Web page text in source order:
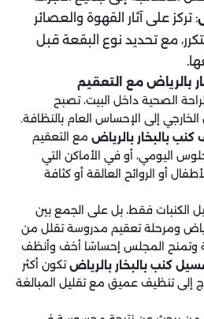
: تركز على آثار القهوة والعصائر
مع تحديد نوع البقعة قبل
بالرياض مع التعقيم
الصحية داخل البيت، تصبح
الخارجي إلى الإحساس العام بالنظافة.
بالبخار بالرياض مع التعقيم
اليومي، أو في الأماكن التي
أو الروائح العالقة أو كثافة
الكنبات فقط، بل على الجمع بين
ومرحلة تعقيم مدروسة تقلل من
وتمنح المجلس إحساسًا أخف وأنظف
كنب بالبخار بالرياضتكون أكثر
إلى تنظيف عميق مع تقليل المبالغة